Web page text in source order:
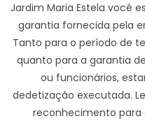
Jardim Maria Estela você
garantia fornecida pela
Tanto para o período de
quanto para a garantia
ou funcionários,
dedetização executada.
reconhecimento para